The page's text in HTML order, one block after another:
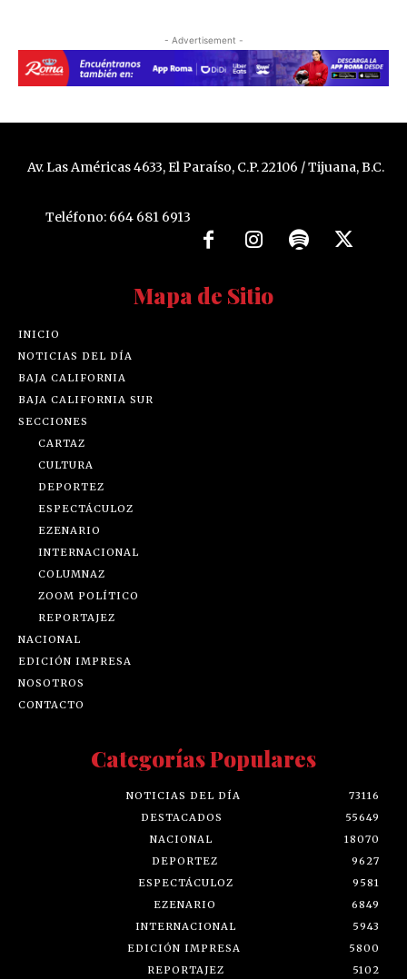
- Advertisement -
Av. Las Américas 4633, El Paraíso, C.P. 22106 / Tijuana, B.C.
Teléfono: 664 681 6913
Mapa de Sitio
INICIO
NOTICIAS DEL DÍA
BAJA CALIFORNIA
BAJA CALIFORNIA SUR
SECCIONES
CARTAZ
CULTURA
DEPORTEZ
ESPECTÁCULOZ
EZENARIO
INTERNACIONAL
COLUMNAZ
ZOOM POLÍTICO
REPORTAJEZ
NACIONAL
EDICIÓN IMPRESA
NOSOTROS
CONTACTO
Categorías Populares
NOTICIAS DEL DÍA
73116
DESTACADOS
55649
NACIONAL
18070
DEPORTEZ
9627
ESPECTÁCULOZ
9581
EZENARIO
6849
INTERNACIONAL
5943
EDICIÓN IMPRESA
5800
REPORTAJEZ
5102